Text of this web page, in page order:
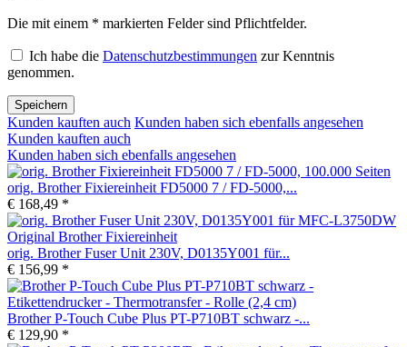
Die mit einem * markierten Felder sind Pflichtfelder.
Ich habe die Datenschutzbestimmungen zur Kenntnis
genommen.
Speichern
Kunden kauften auch Kunden haben sich ebenfalls angesehen
Kunden kauften auch
Kunden haben sich ebenfalls angesehen
orig. Brother Fixiereinheit FD5000 7 / FD-5000,...
€ 168,49 *
orig. Brother Fuser Unit 230V, D0135Y001 für...
€ 156,99 *
Brother P-Touch Cube Plus PT-P710BT schwarz -...
€ 129,90 *